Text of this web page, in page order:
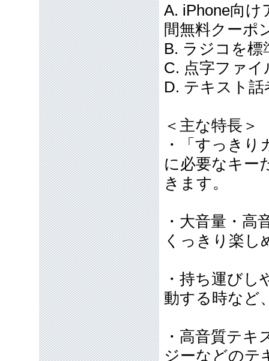
A. iPhone向
間無料クーポ
B. ラジコを標
C. 点字ファイ
D. テキスト
＜主な特長＞
・「すっき
に必要なキー
きます。
・大音量・高
くっきり楽し
・持ち運び
動する時など
・高音質テ
ジーなどのテ